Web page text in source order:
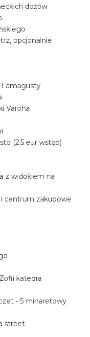
dożów
opcjonalnie
Famagusty
Varoha
(2.5 eur wstęp)
z widokiem na
i centrum zakupowe
katedra
- 5 minaretowy
street